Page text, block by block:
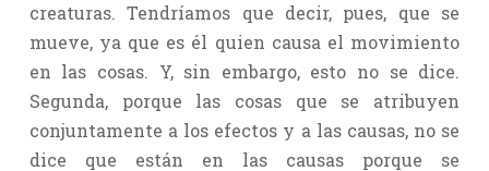
creaturas. Tendríamos que decir, pues, que se
mueve, ya que es él quien causa el movimiento
en las cosas. Y, sin embargo, esto no se dice.
Segunda, porque las cosas que se atribuyen
conjuntamente a los efectos y a las causas, no se
dice que están en las causas porque se